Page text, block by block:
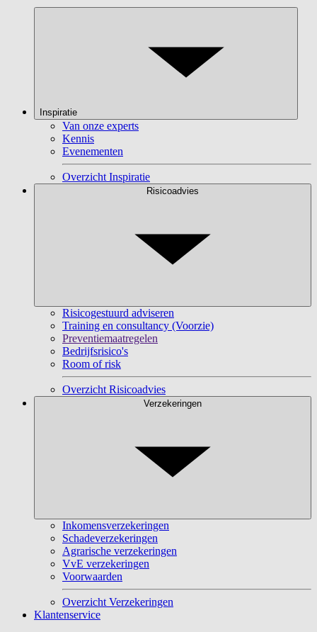
Inspiratie
Van onze experts
Kennis
Evenementen
Overzicht Inspiratie
Risicoadvies
Risicogestuurd adviseren
Training en consultancy (Voorzie)
Preventiemaatregelen
Bedrijfsrisico's
Room of risk
Overzicht Risicoadvies
Verzekeringen
Inkomensverzekeringen
Schadeverzekeringen
Agrarische verzekeringen
VvE verzekeringen
Voorwaarden
Overzicht Verzekeringen
Klantenservice